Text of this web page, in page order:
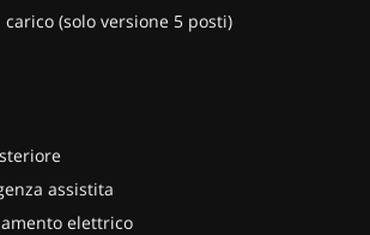
(solo versione 5 posti)
assistita
elettrico